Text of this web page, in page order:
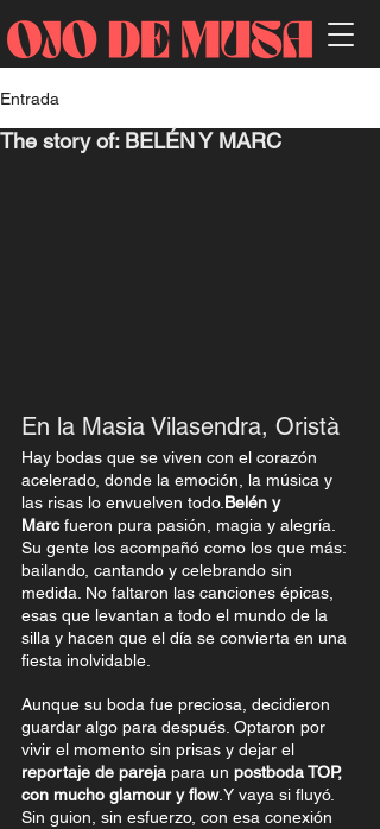
Entrada
The story of: BELÉN Y MARC
En la Masia Vilasendra, Oristà
Hay bodas que se viven con el corazón
acelerado, donde la emoción, la música y
las risas lo envuelven todo.Belén y
Marc fueron pura pasión, magia y alegría.
Su gente los acompañó como los que más:
bailando, cantando y celebrando sin
medida. No faltaron las canciones épicas,
esas que levantan a todo el mundo de la
silla y hacen que el día se convierta en una
fiesta inolvidable.
Aunque su boda fue preciosa, decidieron
guardar algo para después. Optaron por
vivir el momento sin prisas y dejar el
reportaje de pareja para un postboda TOP,
con mucho glamour y flow.Y vaya si fluyó.
Sin guion, sin esfuerzo, con esa conexión